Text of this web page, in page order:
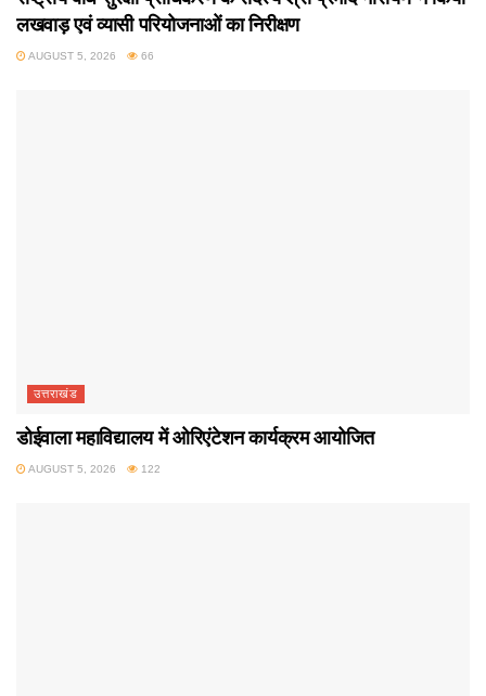
लखवाड़ एवं व्यासी परियोजनाओं का निरीक्षण
AUGUST 5, 2026 66
उत्तराखंड
डोईवाला महाविद्यालय में ओरिएंटेशन कार्यक्रम आयोजित
AUGUST 5, 2026 122